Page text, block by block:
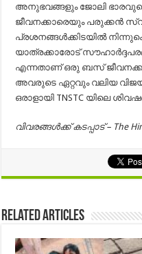
അനുഭവങ്ങളും ജോലി
ജീവനക്കാരെയും പരുക്കൻ
പ്രശനങ്ങൾക്കിടയിൽ
യാത്രക്കാരോട്
എന്നതാണ് ഒരു ബസ്
അവരുടെ ഏറ്റവും വലിയ
ഒരാളായി TNSTC യിലെ
വിവരങ്ങൾക്ക് കടപ്പാട് – The
Related Articles